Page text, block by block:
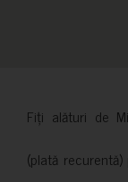
Fiți alături de
(plată